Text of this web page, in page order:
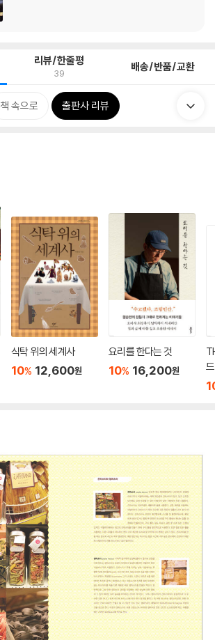
리뷰/한줄평
39 배송/반품/교환
책 속으로 출판사 리뷰
식탁 위의 세계사
10% 12,600원
요리를 한다는 것
10% 16,200원